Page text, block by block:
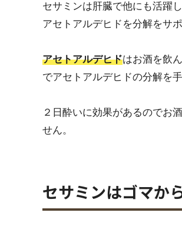
セサミンは肝臓で他にも活躍
アセトアルデヒドを分解をサ
アセトアルデヒドはお酒を飲
でアセトアルデヒドの分解を
２日酔いに効果があるのでお
せん。
セサミンはゴマか